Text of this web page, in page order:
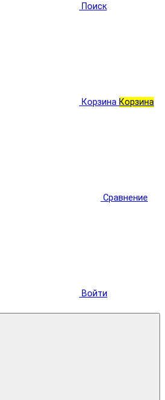
Поиск
Корзина Корзина
Сравнение
Войти